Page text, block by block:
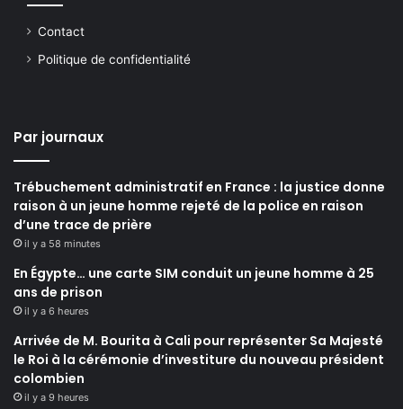
Contact
Politique de confidentialité
Par journaux
Trébuchement administratif en France : la justice donne
raison à un jeune homme rejeté de la police en raison
d’une trace de prière
il y a 58 minutes
En Égypte… une carte SIM conduit un jeune homme à 25
ans de prison
il y a 6 heures
Arrivée de M. Bourita à Cali pour représenter Sa Majesté
le Roi à la cérémonie d’investiture du nouveau président
colombien
il y a 9 heures